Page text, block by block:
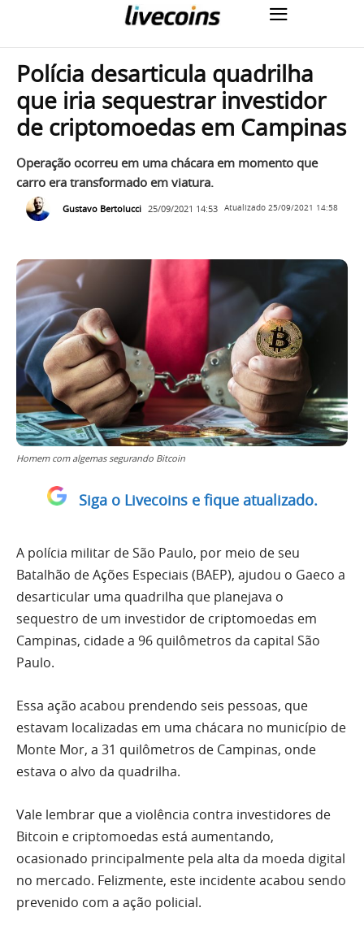
Polícia desarticula quadrilha
que iria sequestrar investidor
de criptomoedas em Campinas
Operação ocorreu em uma chácara em momento que
carro era transformado em viatura.
Gustavo Bertolucci 25/09/2021 14:53 Atualizado 25/09/2021 14:58
Homem com algemas segurando Bitcoin
Siga o Livecoins e fique atualizado.
A polícia militar de São Paulo, por meio de seu
Batalhão de Ações Especiais (BAEP), ajudou o Gaeco a
desarticular uma quadrilha que planejava o
sequestro de um investidor de criptomoedas em
Campinas, cidade a 96 quilômetros da capital São
Paulo.
Essa ação acabou prendendo seis pessoas, que
estavam localizadas em uma chácara no município de
Monte Mor, a 31 quilômetros de Campinas, onde
estava o alvo da quadrilha.
Vale lembrar que a violência contra investidores de
Bitcoin e criptomoedas está aumentando,
ocasionado principalmente pela alta da moeda digital
no mercado. Felizmente, este incidente acabou sendo
prevenido com a ação policial.